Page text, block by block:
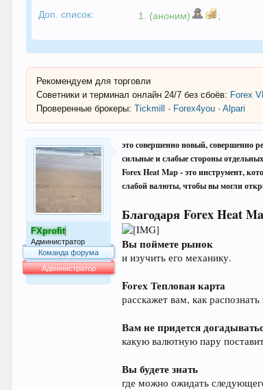
Доп. список:
1. (аноним) ;
Рекомендуем для торговли
Советники и терминал онлайн 24/7 без сбоёв: Forex
Проверенные брокеры: Tickmill · Forex4you ·Alpari
FXprofit
Администратор
Команда форума
Администратор
это совершенно новый, совершенно
сильные и слабые стороны
Forex Heat Map - это инструмент,
слабой валюты, чтобы вы могли
Благодаря Forex Heat
Вы поймете рынок
и изучить его механику.
Forex Тепловая карта
расскажет вам, как
Вам не придется
какую валютную пару
Вы будете знать
где можно ожидать